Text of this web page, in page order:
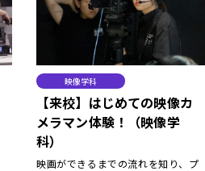
映像学科
【来校】はじめての映像カ
メラマン体験！（映像学
科）
映画ができるまでの流れを知り、プ